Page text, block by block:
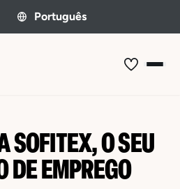
SOFITEX, O SEU
DE EMPREGO